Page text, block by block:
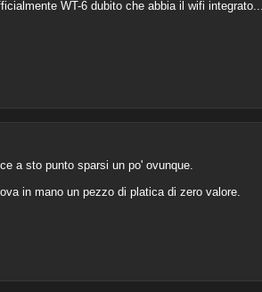
WT-6 dubito che abbia il wifi integrato....
a sto punto sparsi un po' ovunque.
in mano un pezzo di platica di zero valore.